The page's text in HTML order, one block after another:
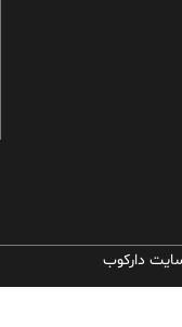
دارکوب